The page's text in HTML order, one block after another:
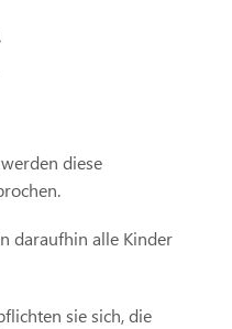
diese
daraufhin alle Kinder
sie sich, die